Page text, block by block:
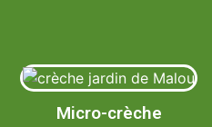
Micro-crèche
Le jardin de Malou
demi à 3 ans